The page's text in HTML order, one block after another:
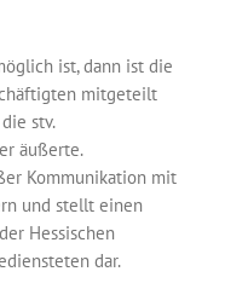
ist, dann ist die
mitgeteilt
stv.
äußerte.
Kommunikation mit
und stellt einen
Hessischen
dar.